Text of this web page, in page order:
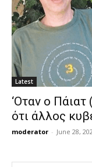
Latest
‘Οταν ο Πάιατ
ότι άλλος
moderator - June 28,